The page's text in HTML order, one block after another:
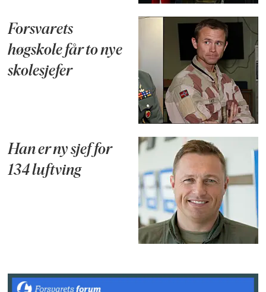
Forsvarets
høgskole får to nye
skolesjefer
Han er ny sjef for
134 luftving